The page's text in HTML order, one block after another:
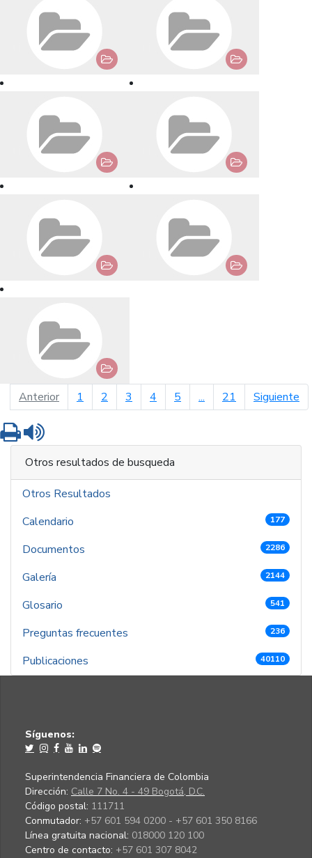
Anteriorpágina anterior
1 2 3 4 5 ... 21 Siguiente
Imprimir
Otros resultados de busqueda
Otros Resultados
Calendario
177
Documentos 2286
Galería 2144
Glosario 541
Preguntas frecuentes 236
Publicaciones 40110
Síguenos:
Superintendencia Financiera de Colombia
Dirección: Calle 7 No. 4 - 49 Bogotá, D.C.
Código postal: 111711
Conmutador: +57 601 594 0200 - +57 601 350 8166
Línea gratuita nacional: 018000 120 100
Centro de contacto: +57 601 307 8042